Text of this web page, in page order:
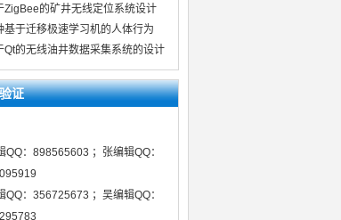
ZigBee的矿井无线定位系统设计
基于迁移极速学习机的人体行为
Qt的无线油井数据采集系统的设计
证
QQ：898565603 ；张编辑QQ：
QQ：356725673 ；吴编辑QQ：